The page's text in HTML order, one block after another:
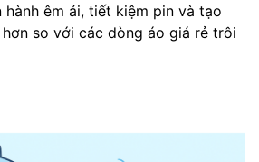
hành êm ái, tiết kiệm pin và tạo
so với các dòng áo giá rẻ trôi